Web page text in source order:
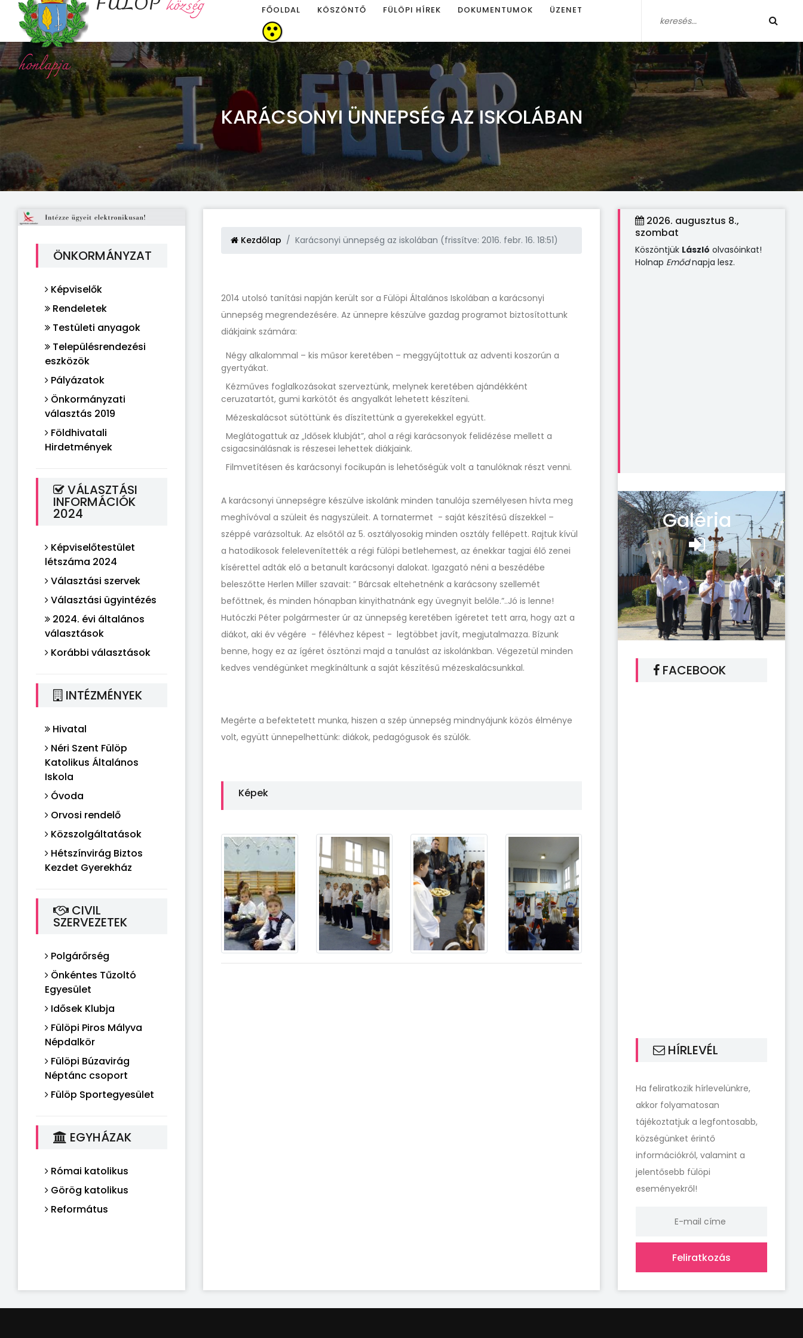
község
honlapja
FŐOLDAL KÖSZÖNTŐ FÜLÖPI HÍREK DOKUMENTUMOK ÜZENET
KARÁCSONYI ÜNNEPSÉG AZ ISKOLÁBAN
ÖNKORMÁNYZAT
Képviselők
Rendeletek
Testületi anyagok
Településrendezési
eszközök
Pályázatok
Önkormányzati
választás 2019
Földhivatali
Hirdetmények
VÁLASZTÁSI
INFORMÁCIÓK
2024
Képviselőtestület
létszáma 2024
Választási szervek
Választási ügyintézés
2024. évi általános
választások
Korábbi választások
INTÉZMÉNYEK
Hivatal
Néri Szent Fülöp
Katolikus Általános
Iskola
Óvoda
Orvosi rendelő
Közszolgáltatások
Hétszínvirág Biztos
Kezdet Gyerekház
CIVIL
SZERVEZETEK
Polgárőrség
Önkéntes Tűzoltó
Egyesület
Idősek Klubja
Fülöpi Piros Mályva
Népdalkör
Fülöpi Búzavirág
Néptánc csoport
Fülöp Sportegyesület
EGYHÁZAK
Római katolikus
Görög katolikus
Református
Kezdőlap Karácsonyi ünnepség az iskolában (frissítve: 2016. febr. 16. 18:51)
2014 utolsó tanítási napján került sor a Fülöpi Általános Iskolában a karácsonyi
ünnepség megrendezésére. Az ünnepre készülve gazdag programot biztosítottunk
diákjaink számára:
Négy alkalommal – kis műsor keretében – meggyújtottuk az adventi koszorún a
gyertyákat.
Kézműves foglalkozásokat szerveztünk, melynek keretében ajándékként
ceruzatartót, gumi karkötőt és angyalkát lehetett készíteni.
Mézeskalácsot sütöttünk és díszítettünk a gyerekekkel együtt.
Meglátogattuk az „Idősek klubját”, ahol a régi karácsonyok felidézése mellett a
csigacsinálásnak is részesei lehettek diákjaink.
Filmvetítésen és karácsonyi focikupán is lehetőségük volt a tanulóknak részt venni.
A karácsonyi ünnepségre készülve iskolánk minden tanulója személyesen hívta meg
meghívóval a szüleit és nagyszüleit. A tornatermet - saját készítésű díszekkel –
széppé varázsoltuk. Az elsőtől az 5. osztályosokig minden osztály fellépett. Rajtuk kívül
a hatodikosok felelevenítették a régi fülöpi betlehemest, az énekkar tagjai élő zenei
kísérettel adták elő a betanult karácsonyi dalokat. Igazgató néni a beszédébe
beleszőtte Herlen Miller szavait: ” Bárcsak eltehetnénk a karácsony szellemét
befőttnek, és minden hónapban kinyithatnánk egy üvegnyit belőle.”..Jó is lenne!
Hutóczki Péter polgármester úr az ünnepség keretében ígéretet tett arra, hogy azt a
diákot, aki év végére - félévhez képest - legtöbbet javít, megjutalmazza. Bízunk
benne, hogy ez az ígéret ösztönzi majd a tanulást az iskolánkban. Végezetül minden
kedves vendégünket megkínáltunk a saját készítésű mézeskalácsunkkal.
Megérte a befektetett munka, hiszen a szép ünnepség mindnyájunk közös élménye
volt, együtt ünnepelhettünk: diákok, pedagógusok és szülők.
Képek
2026. augusztus 8.,
szombat
Köszöntjük László olvasóinkat!
Holnap Emődnapja lesz.
Galéria
FACEBOOK
HÍRLEVÉL
Ha feliratkozik hírlevelünkre,
akkor folyamatosan
tájékoztatjuk a legfontosabb,
községünket érintő
információkról, valamint a
jelentősebb fülöpi
eseményekről!
Feliratkozás